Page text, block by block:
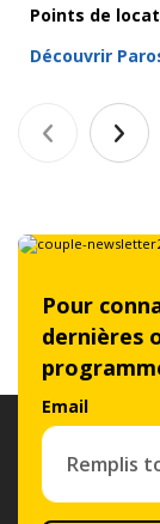
Points de
Découvrir
Pour
dernières
Email